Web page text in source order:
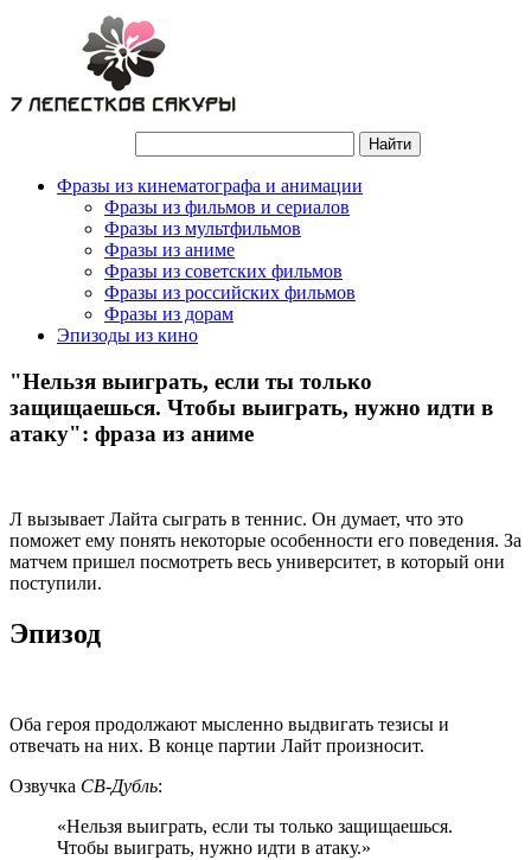
Фразы из кинематографа и анимации
Фразы из фильмов и сериалов
Фразы из мультфильмов
Фразы из аниме
Фразы из советских фильмов
Фразы из российских фильмов
Фразы из дорам
Эпизоды из кино
"Нельзя выиграть, если ты только
защищаешься. Чтобы выиграть, нужно идти в
атаку": фраза из аниме
Л вызывает Лайта сыграть в теннис. Он думает, что это
поможет ему понять некоторые особенности его поведения. За
матчем пришел посмотреть весь университет, в который они
поступили.
Эпизод
Оба героя продолжают мысленно выдвигать тезисы и
отвечать на них. В конце партии Лайт произносит.
Озвучка СВ-Дубль:
«Нельзя выиграть, если ты только защищаешься.
Чтобы выиграть, нужно идти в атаку.»